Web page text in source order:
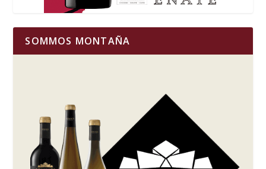
SOMMOS MONTAÑA